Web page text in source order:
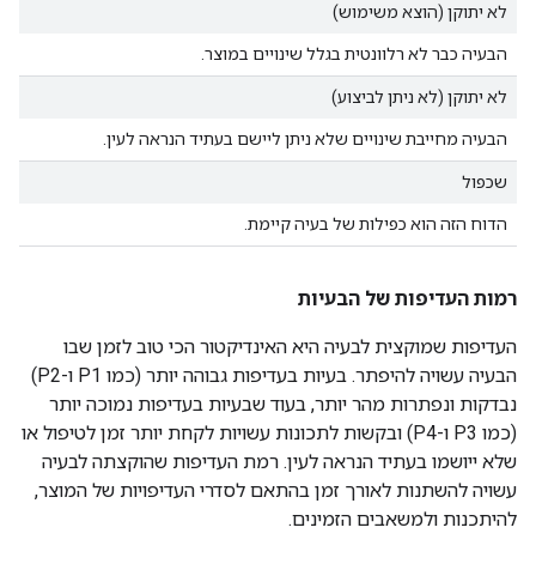
לא יתוקן (הוצא משימוש)
הבעיה כבר לא רלוונטית בגלל שינויים במוצר.
לא יתוקן (לא ניתן לביצוע)
הבעיה מחייבת שינויים שלא ניתן ליישם בעתיד הנראה לעין.
שכפול
הדוח הזה הוא כפילות של בעיה קיימת.
רמות העדיפות של הבעיות
העדיפות שמוקצית לבעיה היא האינדיקטור הכי טוב לזמן שבו
הבעיה עשויה להיפתר. בעיות בעדיפות גבוהה יותר (כמו P1 ו-P2)
נבדקות ונפתרות מהר יותר, בעוד שבעיות בעדיפות נמוכה יותר
(כמו P3 ו-P4) ובקשות לתכונות עשויות לקחת יותר זמן לטיפול או
שלא ייושמו בעתיד הנראה לעין. רמת העדיפות שהוקצתה לבעיה
עשויה להשתנות לאורך זמן בהתאם לסדרי העדיפויות של המוצר,
להיתכנות ולמשאבים הזמינים.